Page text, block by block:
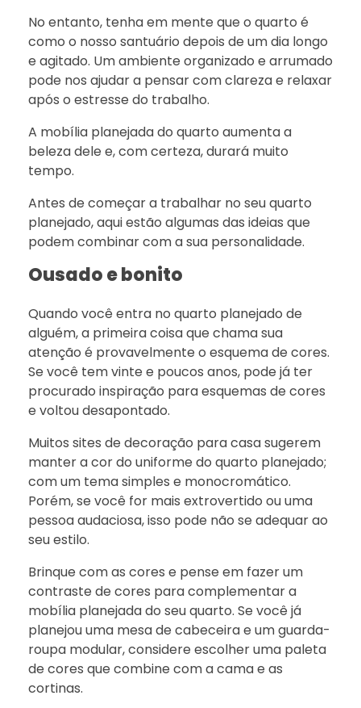
No entanto, tenha em mente que o quarto é
como o nosso santuário depois de um dia longo
e agitado. Um ambiente organizado e arrumado
pode nos ajudar a pensar com clareza e relaxar
após o estresse do trabalho.
A mobília planejada do quarto aumenta a
beleza dele e, com certeza, durará muito
tempo.
Antes de começar a trabalhar no seu quarto
planejado, aqui estão algumas das ideias que
podem combinar com a sua personalidade.
Ousado e bonito
Quando você entra no quarto planejado de
alguém, a primeira coisa que chama sua
atenção é provavelmente o esquema de cores.
Se você tem vinte e poucos anos, pode já ter
procurado inspiração para esquemas de cores
e voltou desapontado.
Muitos sites de decoração para casa sugerem
manter a cor do uniforme do quarto planejado;
com um tema simples e monocromático.
Porém, se você for mais extrovertido ou uma
pessoa audaciosa, isso pode não se adequar ao
seu estilo.
Brinque com as cores e pense em fazer um
contraste de cores para complementar a
mobília planejada do seu quarto. Se você já
planejou uma mesa de cabeceira e um guarda-
roupa modular, considere escolher uma paleta
de cores que combine com a cama e as
cortinas.